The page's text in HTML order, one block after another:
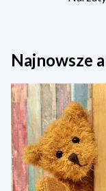
Najnowsze